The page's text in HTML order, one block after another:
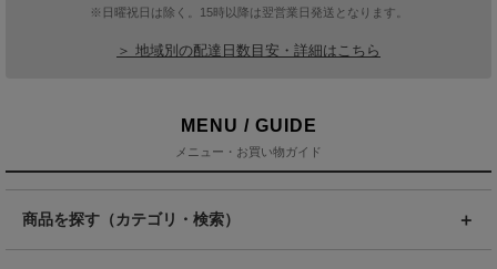
※日曜祝日は除く。15時以降は翌営業日発送となります。
＞ 地域別の配達日数目安・詳細はこちら
MENU / GUIDE
メニュー・お買い物ガイド
商品を探す（カテゴリ・検索）